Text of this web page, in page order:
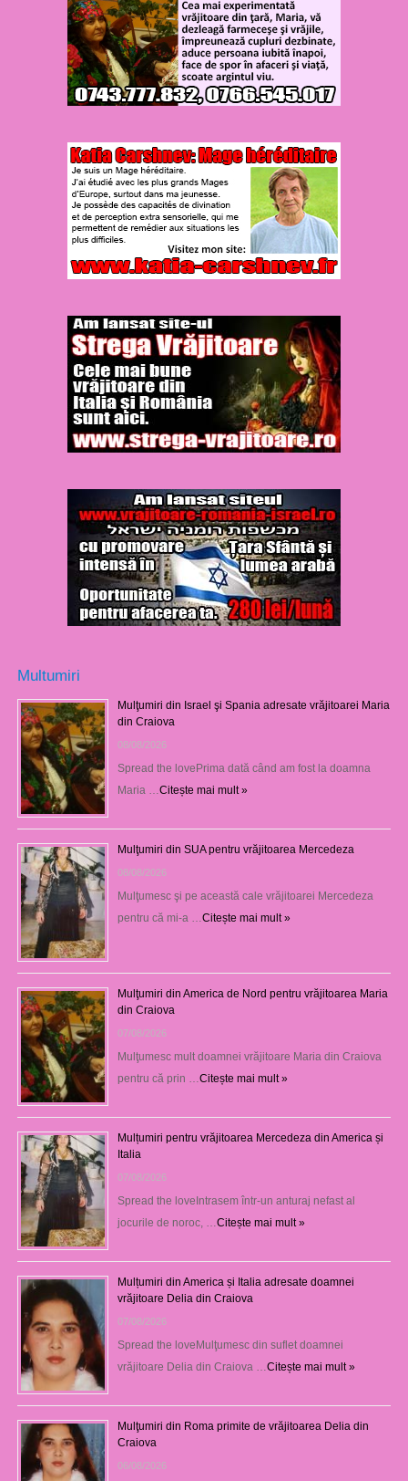
Multumiri
Mulţumiri din Israel şi Spania adresate vrăjitoarei Maria
din Craiova
08/08/2026
Spread the lovePrima dată când am fost la doamna
Maria …Citește mai mult »
Mulţumiri din SUA pentru vrăjitoarea Mercedeza
08/08/2026
Mulţumesc şi pe această cale vrăjitoarei Mercedeza
pentru că mi-a …Citește mai mult »
Mulţumiri din America de Nord pentru vrăjitoarea Maria
din Craiova
07/08/2026
Mulţumesc mult doamnei vrăjitoare Maria din Craiova
pentru că prin …Citește mai mult »
Mulțumiri pentru vrăjitoarea Mercedeza din America și
Italia
07/08/2026
Spread the loveIntrasem într-un anturaj nefast al
jocurile de noroc, …Citește mai mult »
Mulțumiri din America și Italia adresate doamnei
vrăjitoare Delia din Craiova
07/08/2026
Spread the loveMulţumesc din suflet doamnei
vrăjitoare Delia din Craiova …Citește mai mult »
Mulţumiri din Roma primite de vrăjitoarea Delia din
Craiova
06/08/2026